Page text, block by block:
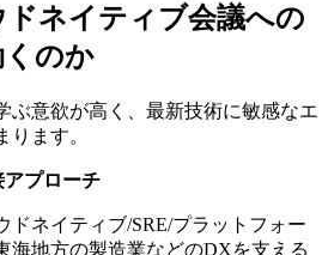
ネイティブ会議への
のか
ぶ意欲が高く、最新技術に敏感なエ
ります。
プローチ
ドネイティブ/SRE/プラットフォー
海地方の製造業などのDXを支える